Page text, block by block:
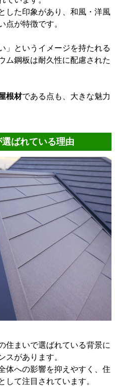
した印象があり、和風・洋風
点が特徴です。
」というイメージを持たれる
ム鋼板は耐久性に配慮された
根材である点も、大きな魅力
ばれている理由
住まいで選ばれている背景に
スがあります。
体への影響を抑えやすく、住
して注目されています。